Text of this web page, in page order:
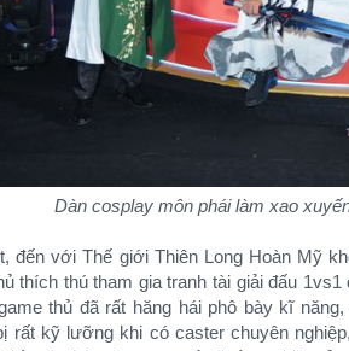
Dàn cosplay môn phái làm xao
đến với Thế giới Thiên Long Hoàn Mỹ
thích thú tham gia tranh tài giải đấu
thủ đã rất hăng hái phô bày kĩ
rất kỹ lưỡng khi có caster chuyên